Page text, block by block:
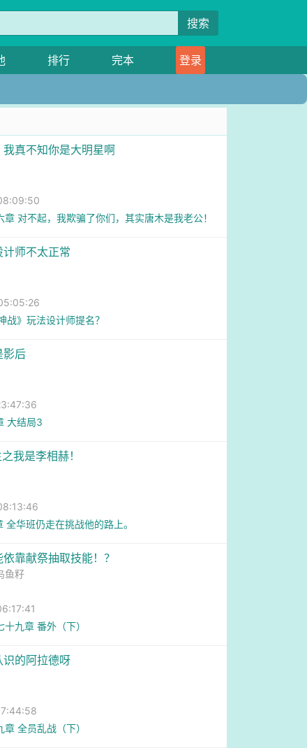
搜索
排行 完本 登录
真不知你是大明星啊
章 对不起，我欺骗了你们，其实唐木是我老公！
师不太正常
战》玩法设计师提名？
影后
大结局3
我是李相赫！
全华班仍走在挑战他的路上。
靠献祭抽取技能！？
鱼籽
十九章 番外（下）
的阿拉德呀
章 全员乱战（下）